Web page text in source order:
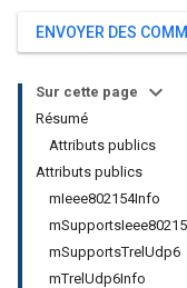
ENVOYER DES
Sur cette page
Résumé
Attributs publics
Attributs publics
mIeee802154Info
mSupportsTrelUdp6
mTrelUdp6Info